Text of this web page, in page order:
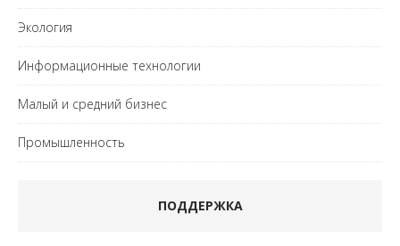
Экология
Информационные технологии
Малый и средний бизнес
Промышленность
ПОДДЕРЖКА